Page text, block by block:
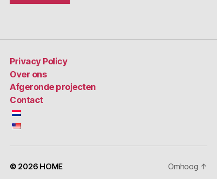
Privacy Policy
Over ons
Afgeronde projecten
Contact
© 2026 HOME Omhoog ↑